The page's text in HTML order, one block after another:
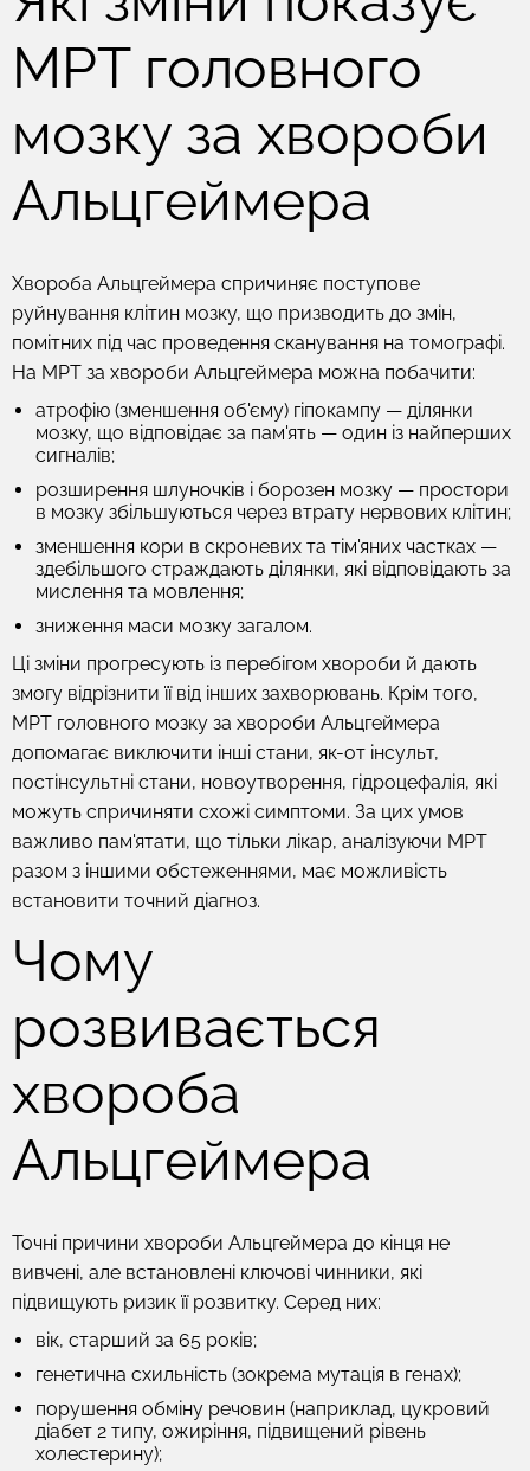
МРТ головного
мозку за хвороби
Альцгеймера
Хвороба Альцгеймера спричиняє поступове
руйнування клітин мозку, що призводить до змін,
помітних під час проведення сканування на томографі.
На МРТ за хвороби Альцгеймера можна побачити:
атрофію (зменшення об'єму) гіпокампу — ділянки
мозку, що відповідає за пам'ять — один із найперших
сигналів;
розширення шлуночків і борозен мозку — простори
в мозку збільшуються через втрату нервових клітин;
зменшення кори в скроневих та тім'яних частках —
здебільшого страждають ділянки, які відповідають за
мислення та мовлення;
зниження маси мозку загалом.
Ці зміни прогресують із перебігом хвороби й дають
змогу відрізнити її від інших захворювань. Крім того,
МРТ головного мозку за хвороби Альцгеймера
допомагає виключити інші стани, як-от інсульт,
постінсультні стани, новоутворення, гідроцефалія, які
можуть спричиняти схожі симптоми. За цих умов
важливо пам'ятати, що тільки лікар, аналізуючи МРТ
разом з іншими обстеженнями, має можливість
встановити точний діагноз.
Чому
розвивається
хвороба
Альцгеймера
Точні причини хвороби Альцгеймера до кінця не
вивчені, але встановлені ключові чинники, які
підвищують ризик її розвитку. Серед них:
вік, старший за 65 років;
генетична схильність (зокрема мутація в генах);
порушення обміну речовин (наприклад, цукровий
діабет 2 типу, ожиріння, підвищений рівень
холестерину);